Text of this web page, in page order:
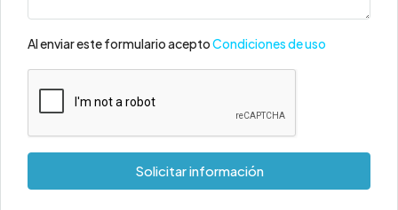
Al enviar este formulario aceptoCondiciones de uso
Solicitar información